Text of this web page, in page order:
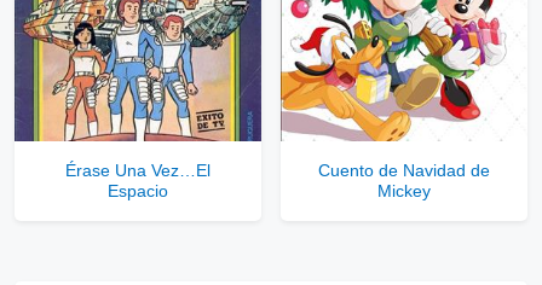
Érase Una Vez…El
Espacio
Cuento de Navidad de
Mickey